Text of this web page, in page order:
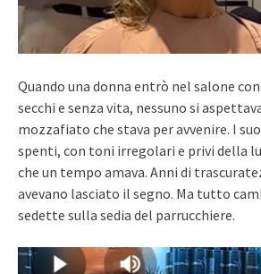
Quando una donna entrò nel salone
secchi e senza vita, nessuno si
mozzafiato che stava per avvenire. I
spenti, con toni irregolari e privi della
che un tempo amava. Anni di
avevano lasciato il segno. Ma tutto
sedette sulla sedia del parrucchiere.